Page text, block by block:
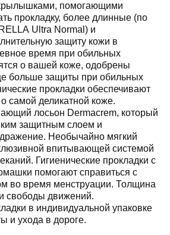
помогающими
прокладку, более длинные (по
Ultra Normal) и
защиту кожи в
время при обильных
о вашей коже, одобрены
больше защиты при обильных
прокладки обеспечивают
самой деликатной коже.
лосьон Dermacrem, который
защитным слоем и
Необычайно мягкий
впитывающей системой
Гигиенические прокладки с
помогают справиться с
во время менструации. Толщина
свободы движений.
в индивидуальной упаковке
и ухода в дороге.